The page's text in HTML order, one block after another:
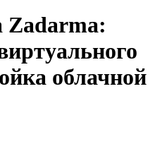
Zadarma:
облачной